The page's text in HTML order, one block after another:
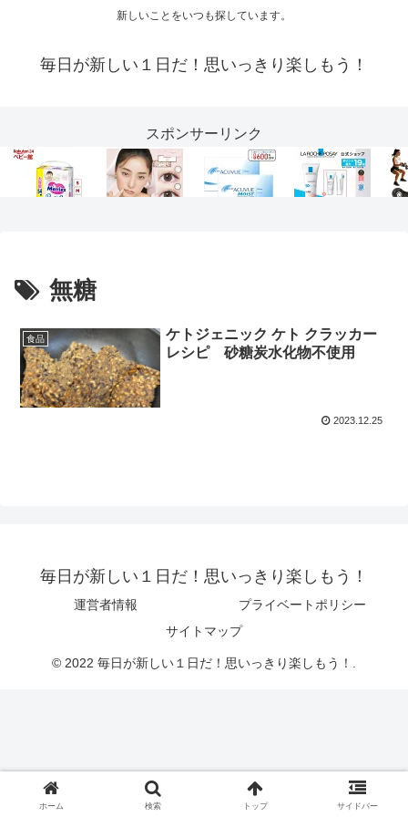
新しいことをいつも探しています。
毎日が新しい１日だ！思いっきり楽しもう！
スポンサーリンク
無糖
食品
ケトジェニック ケト クラッカー
レシピ 砂糖炭水化物不使用
2023.12.25
毎日が新しい１日だ！思いっきり楽しもう！
運営者情報
プライベートポリシー
サイトマップ
© 2022 毎日が新しい１日だ！思いっきり楽しもう！.
ホーム 検索 トップ サイドバー